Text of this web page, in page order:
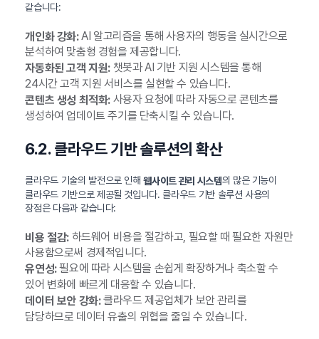
같습니다:
개인화 강화:AI 알고리즘을 통해 사용자의 행동을 실시간으로
분석하여 맞춤형 경험을 제공합니다.
자동화된 고객 지원:챗봇과 AI 기반 지원 시스템을 통해
24시간 고객 지원 서비스를 실현할 수 있습니다.
콘텐츠 생성 최적화:사용자 요청에 따라 자동으로 콘텐츠를
생성하여 업데이트 주기를 단축시킬 수 있습니다.
6.2. 클라우드 기반 솔루션의 확산
클라우드 기술의 발전으로 인해웹사이트 관리 시스템의 많은 기능이
클라우드 기반으로 제공될 것입니다. 클라우드 기반 솔루션 사용의
장점은 다음과 같습니다:
비용 절감:하드웨어 비용을 절감하고, 필요할 때 필요한 자원만
사용함으로써 경제적입니다.
유연성:필요에 따라 시스템을 손쉽게 확장하거나 축소할 수
있어 변화에 빠르게 대응할 수 있습니다.
데이터 보안 강화:클라우드 제공업체가 보안 관리를
담당하므로 데이터 유출의 위협을 줄일 수 있습니다.